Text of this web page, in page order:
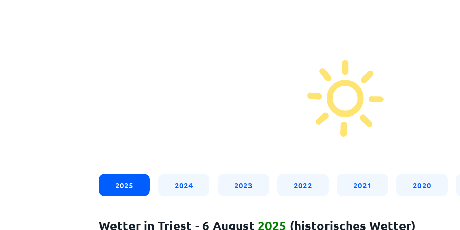
2025 2024 2023 2022 2021 2020
Wetter in Triest - 6 August 2025 (historisches Wetter)